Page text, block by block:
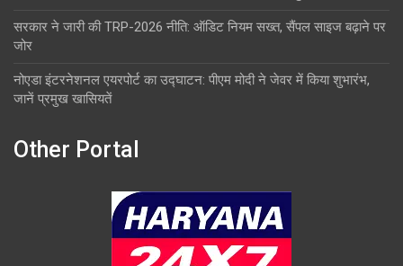
सरकार ने जारी की TRP-2026 नीति: ऑडिट नियम सख्त, सैंपल साइज बढ़ाने पर
जोर
नोएडा इंटरनेशनल एयरपोर्ट का उद्घाटन: पीएम मोदी ने जेवर में किया शुभारंभ,
जानें प्रमुख खासियतें
Other Portal